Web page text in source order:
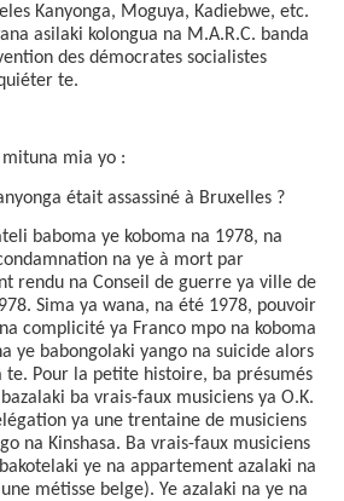
Kanyonga, Moguya, Kadiebwe, etc.
asilaki kolongua na M.A.R.C. banda
des démocrates socialistes
te.
mituna mia yo :
était assassiné à Bruxelles ?
baboma ye koboma na 1978, na
na ye à mort par
rendu na Conseil de guerre ya ville de
Sima ya wana, na été 1978, pouvoir
na complicité ya Franco mpo na koboma
ye babongolaki yango na suicide alors
te. Pour la petite histoire, ba présumés
ba vrais-faux musiciens ya O.K.
ya une trentaine de musiciens
na Kinshasa. Ba vrais-faux musiciens
ye na appartement azalaki na
métisse belge). Ye azalaki na ye na